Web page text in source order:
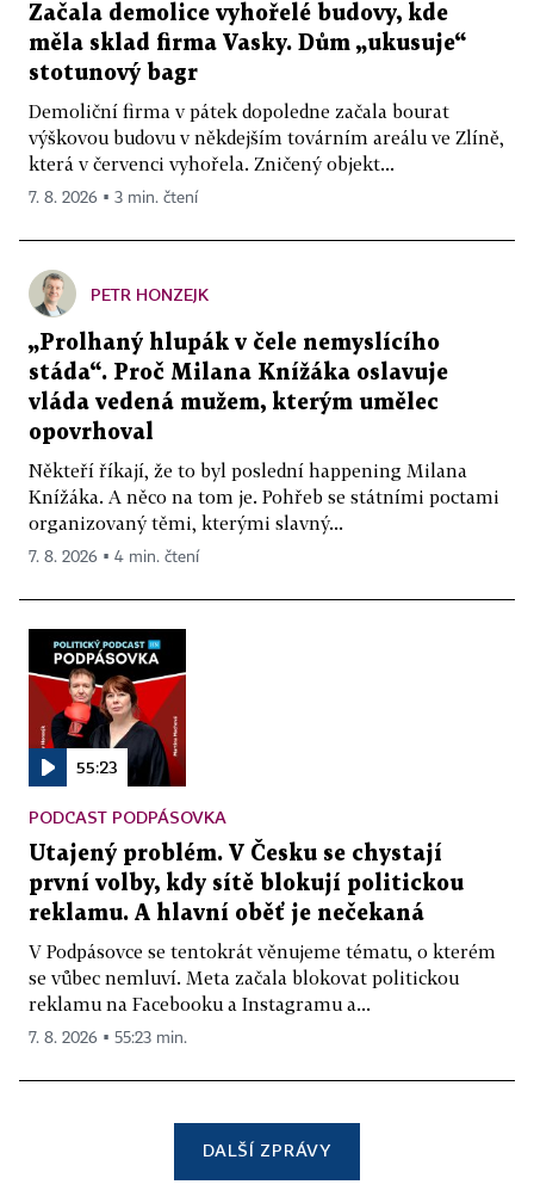
Začala demolice vyhořelé budovy, kde
měla sklad firma Vasky. Dům „ukusuje“
stotunový bagr
Demoliční firma v pátek dopoledne začala bourat
výškovou budovu v někdejším továrním areálu ve Zlíně,
která v červenci vyhořela. Zničený objekt...
7. 8. 2026 ▪ 3 min. čtení
PETR HONZEJK
„Prolhaný hlupák v čele nemyslícího
stáda“. Proč Milana Knížáka oslavuje
vláda vedená mužem, kterým umělec
opovrhoval
Někteří říkají, že to byl poslední happening Milana
Knížáka. A něco na tom je. Pohřeb se státními poctami
organizovaný těmi, kterými slavný...
7. 8. 2026 ▪ 4 min. čtení
55:23
PODCAST PODPÁSOVKA
Utajený problém. V Česku se chystají
první volby, kdy sítě blokují politickou
reklamu. A hlavní oběť je nečekaná
V Podpásovce se tentokrát věnujeme tématu, o kterém
se vůbec nemluví. Meta začala blokovat politickou
reklamu na Facebooku a Instagramu a...
7. 8. 2026 ▪ 55:23 min.
DALŠÍ ZPRÁVY